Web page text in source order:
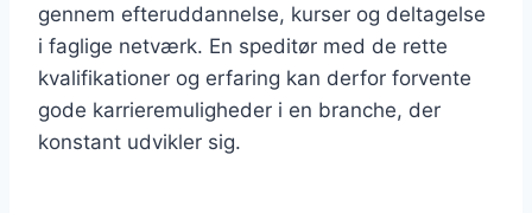
gennem efteruddannelse, kurser og deltagelse
i faglige netværk. En speditør med de rette
kvalifikationer og erfaring kan derfor forvente
gode karrieremuligheder i en branche, der
konstant udvikler sig.